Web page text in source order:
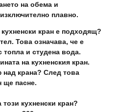
на обема и
плавно.
кран е подходящ?
Това означава, че е
и студена вода.
на кухненския кран.
крана? След това
ще пасне.
кухненски кран?